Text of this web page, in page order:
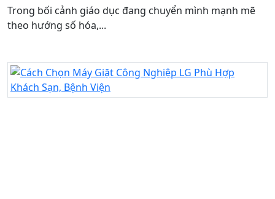
Trong bối cảnh giáo dục đang chuyển mình mạnh mẽ
theo hướng số hóa,...